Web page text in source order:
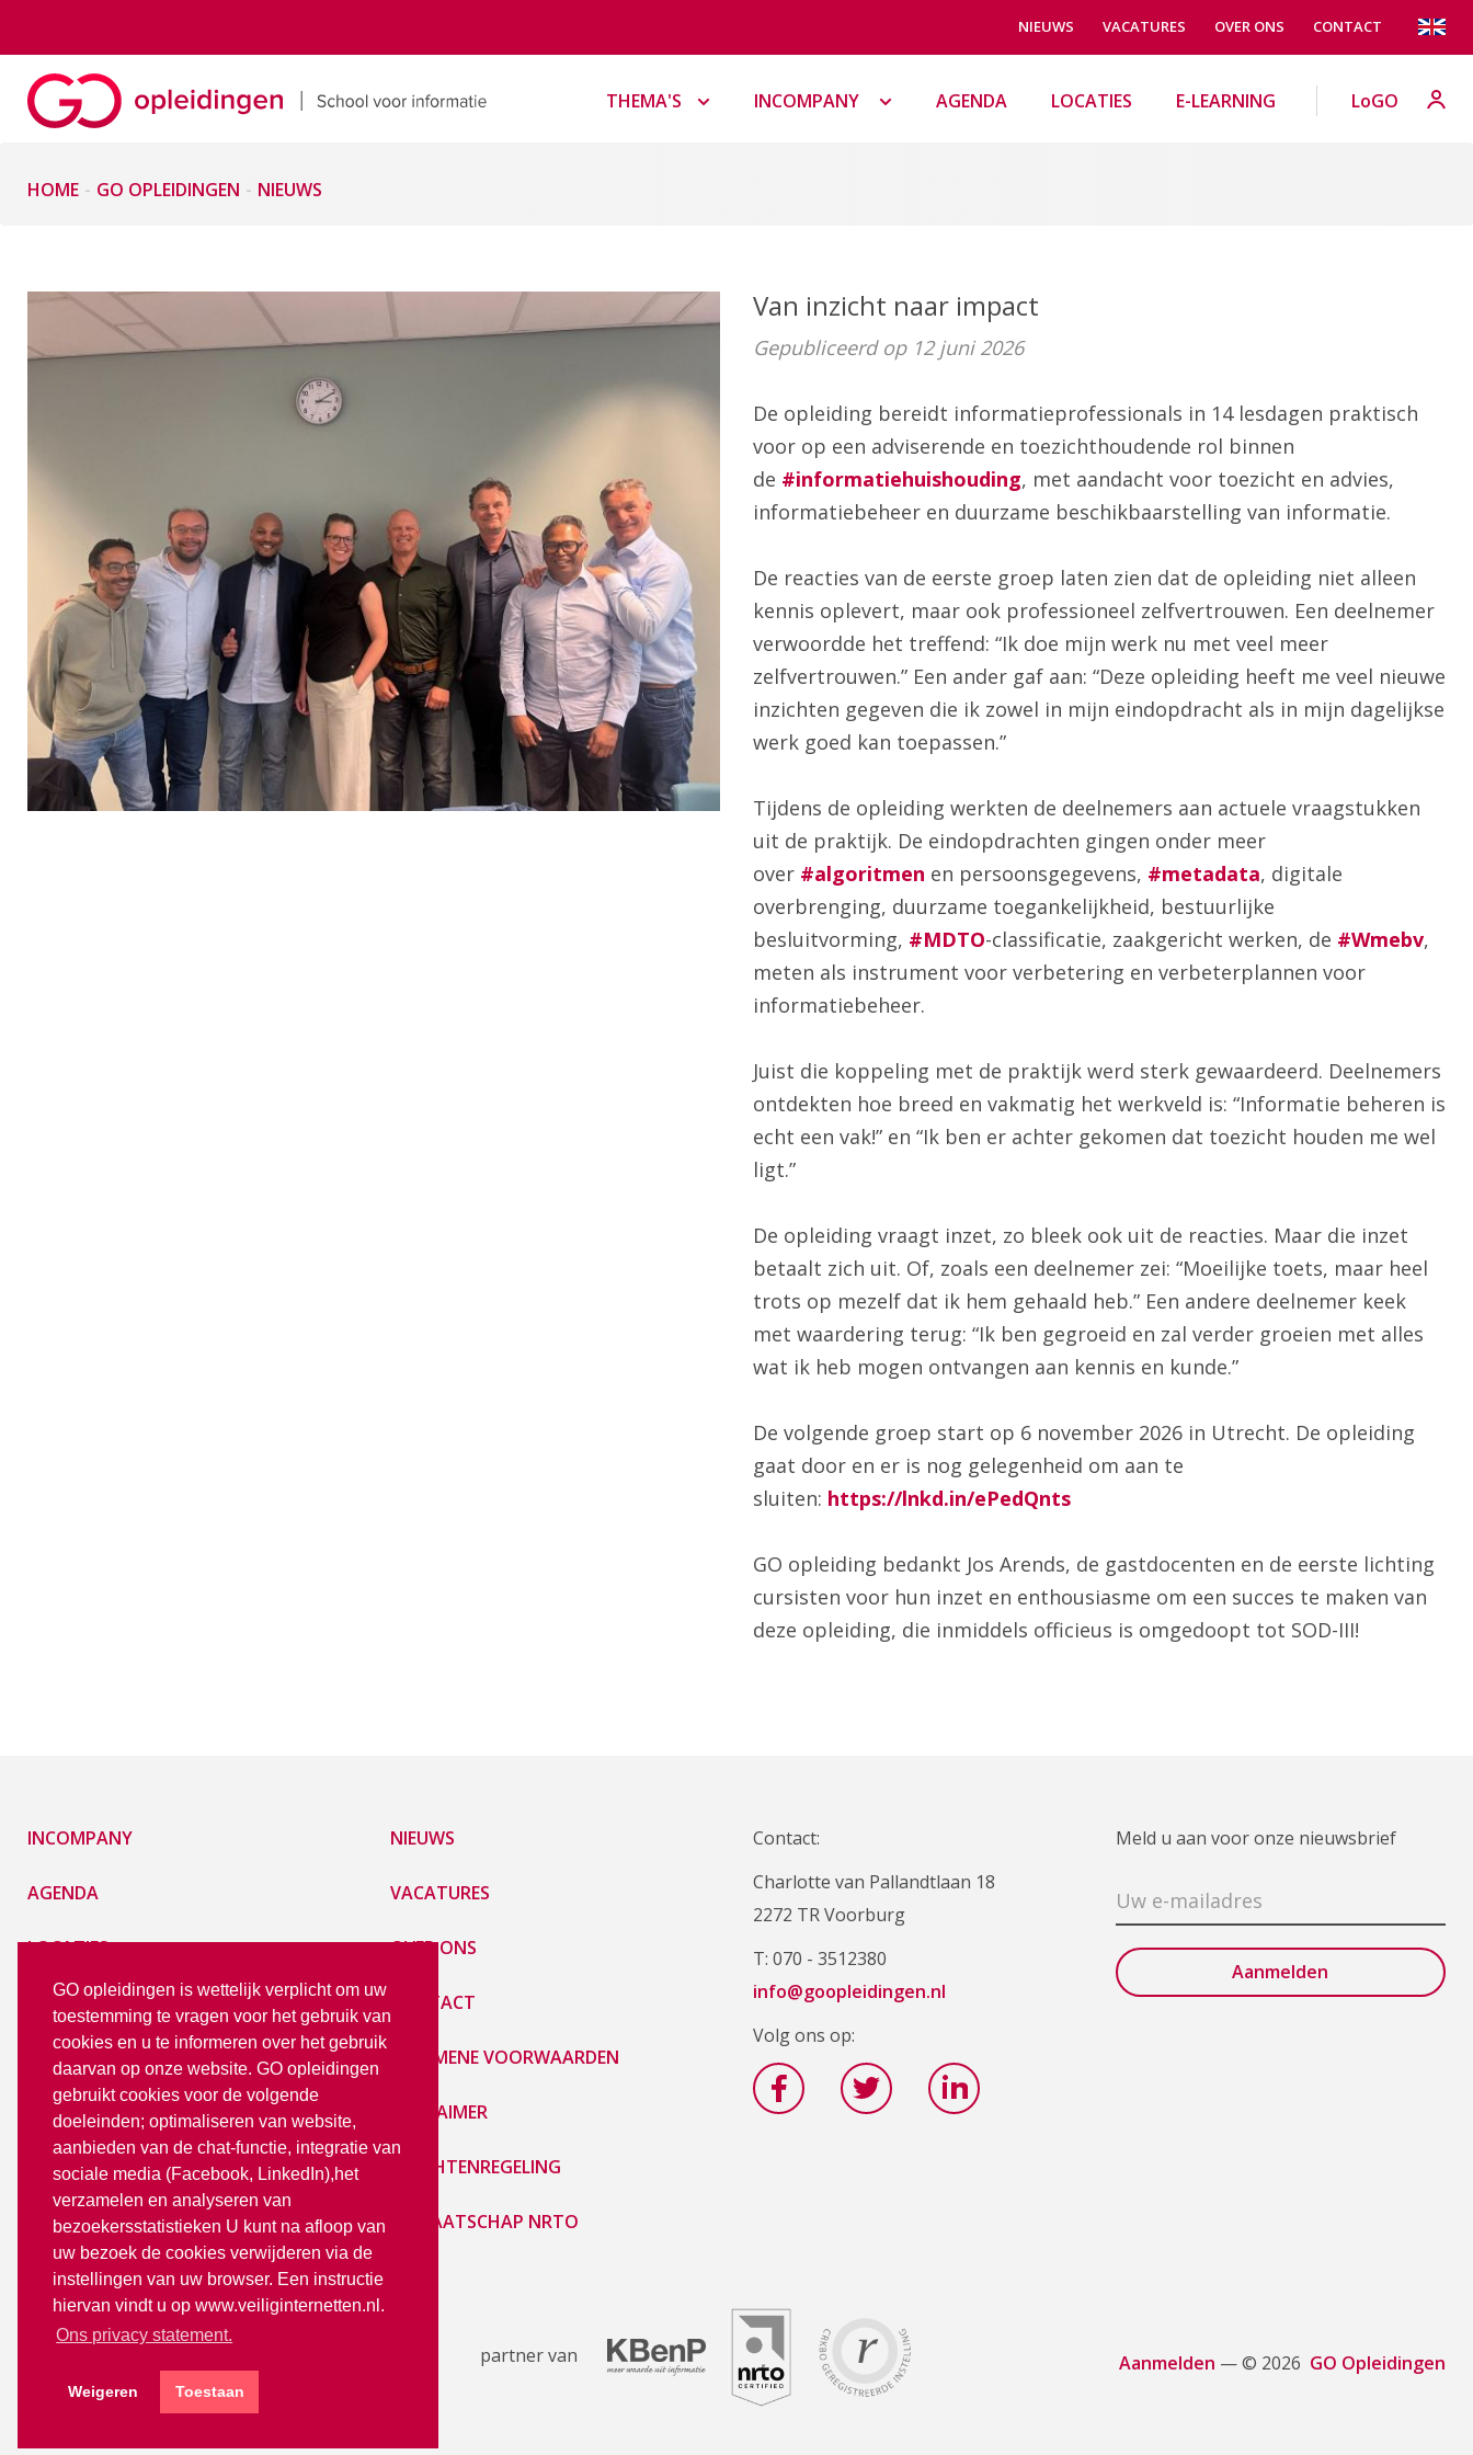
GO opleidingen is wettelijk verplicht om uw
toestemming te vragen voor het gebruik van
cookies en u te informeren over het gebruik
daarvan op onze website. GO opleidingen
gebruikt cookies voor de volgende
doeleinden; optimaliseren van website,
aanbieden van de chat-functie, integratie van
sociale media (Facebook, LinkedIn),het
verzamelen en analyseren van
bezoekersstatistieken U kunt na afloop van
uw bezoek de cookies verwijderen via de
instellingen van uw browser. Een instructie
hiervan vindt u op www.veiliginternetten.nl.
Ons privacy statement.
Weigeren Toestaan
NIEUWS VACATURES OVER ONS CONTACT
THEMA'S INCOMPANY AGENDA LOCATIES E-LEARNING LoGO
HOME GO OPLEIDINGEN NIEUWS
Van inzicht naar impact
Gepubliceerd op 12 juni 2026
De opleiding bereidt informatieprofessionals in 14 lesdagen praktisch
voor op een adviserende en toezichthoudende rol binnen
de #informatiehuishouding, met aandacht voor toezicht en advies,
informatiebeheer en duurzame beschikbaarstelling van informatie.
De reacties van de eerste groep laten zien dat de opleiding niet alleen
kennis oplevert, maar ook professioneel zelfvertrouwen. Een deelnemer
verwoordde het treffend: “Ik doe mijn werk nu met veel meer
zelfvertrouwen.” Een ander gaf aan: “Deze opleiding heeft me veel nieuwe
inzichten gegeven die ik zowel in mijn eindopdracht als in mijn dagelijkse
werk goed kan toepassen.”
Tijdens de opleiding werkten de deelnemers aan actuele vraagstukken
uit de praktijk. De eindopdrachten gingen onder meer
over #algoritmen en persoonsgegevens, #metadata, digitale
overbrenging, duurzame toegankelijkheid, bestuurlijke
besluitvorming, #MDTO-classificatie, zaakgericht werken, de #Wmebv,
meten als instrument voor verbetering en verbeterplannen voor
informatiebeheer.
Juist die koppeling met de praktijk werd sterk gewaardeerd. Deelnemers
ontdekten hoe breed en vakmatig het werkveld is: “Informatie beheren is
echt een vak!” en “Ik ben er achter gekomen dat toezicht houden me wel
ligt.”
De opleiding vraagt inzet, zo bleek ook uit de reacties. Maar die inzet
betaalt zich uit. Of, zoals een deelnemer zei: “Moeilijke toets, maar heel
trots op mezelf dat ik hem gehaald heb.” Een andere deelnemer keek
met waardering terug: “Ik ben gegroeid en zal verder groeien met alles
wat ik heb mogen ontvangen aan kennis en kunde.”
De volgende groep start op 6 november 2026 in Utrecht. De opleiding
gaat door en er is nog gelegenheid om aan te
sluiten: https://lnkd.in/ePedQnts
GO opleiding bedankt Jos Arends, de gastdocenten en de eerste lichting
cursisten voor hun inzet en enthousiasme om een succes te maken van
deze opleiding, die inmiddels officieus is omgedoopt tot SOD-III!
INCOMPANY
AGENDA
LOCATIES
E-LEARNING
PRIVACY STATEMENT
LoGO
NIEUWS
VACATURES
OVER ONS
CONTACT
ALGEMENE VOORWAARDEN
DISCLAIMER
KLACHTENREGELING
LIDMAATSCHAP NRTO
Meld u aan voor onze nieuwsbrief
Contact:
Charlotte van Pallandtlaan 18
2272 TR Voorburg
T: 070 - 3512380
info@goopleidingen.nl
Volg ons op:
partner van Aanmelden — © 2026 GO Opleidingen